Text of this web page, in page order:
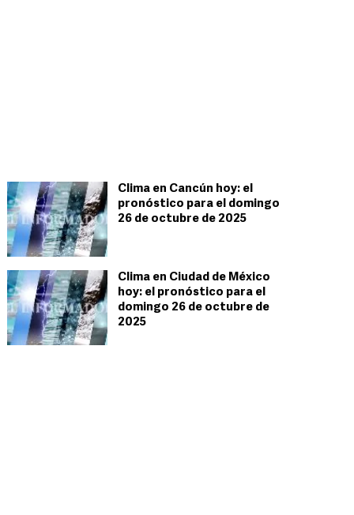
Clima en Cancún hoy: el
pronóstico para el domingo
26 de octubre de 2025
Clima en Ciudad de México
hoy: el pronóstico para el
domingo 26 de octubre de
2025